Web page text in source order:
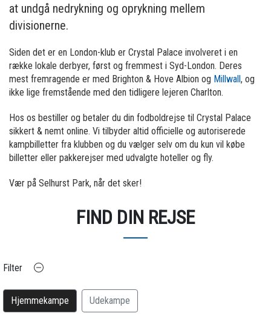
at undgå nedrykning og oprykning mellem
divisionerne.
Siden det er en London-klub er Crystal Palace involveret i en
række lokale derbyer, først og fremmest i Syd-London. Deres
mest fremragende er med Brighton & Hove Albion og Millwall , og
ikke lige fremstående med den tidligere lejeren Charlton.
Hos os bestiller og betaler du din fodboldrejse til Crystal Palace
sikkert & nemt online. Vi tilbyder altid officielle og autoriserede
kampbilletter fra klubben og du vælger selv om du kun vil købe
billetter eller pakkerejser med udvalgte hoteller og fly.
Vær på Selhurst Park, når det sker!